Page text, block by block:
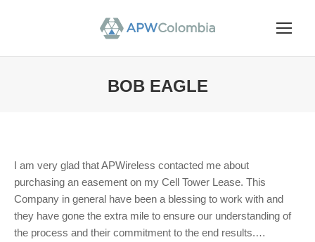
BOB EAGLE
I am very glad that APWireless contacted me about
purchasing an easement on my Cell Tower Lease. This
Company in general have been a blessing to work with and
they have gone the extra mile to ensure our understanding of
the process and their commitment to the end results.…